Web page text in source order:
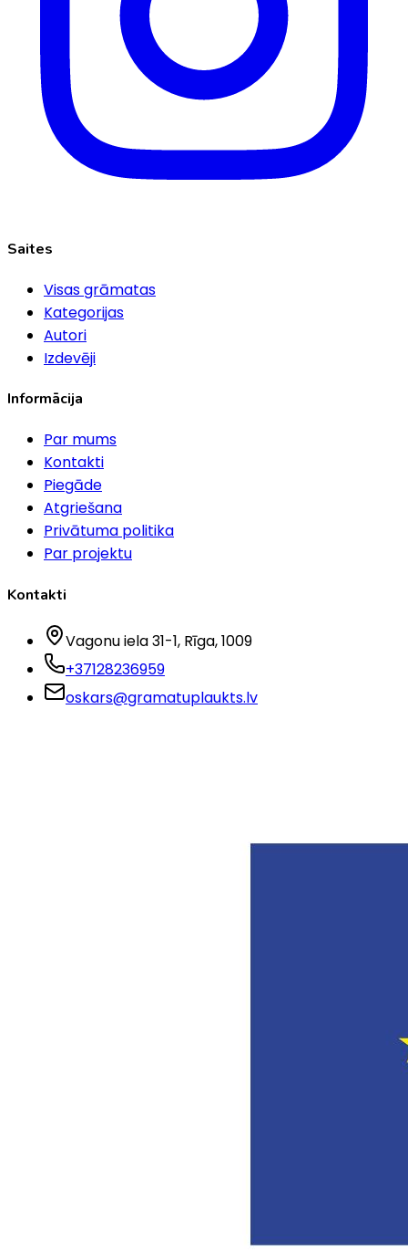
Saites
Visas grāmatas
Kategorijas
Autori
Izdevēji
Informācija
Par mums
Kontakti
Piegāde
Atgriešana
Privātuma politika
Par projektu
Kontakti
Vagonu iela 31-1, Rīga, 1009
+37128236959
oskars@gramatuplaukts.lv